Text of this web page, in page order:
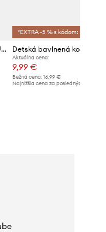
Pyžamové tričko s dlhým rukávom United Colors of Benetton
*EXTRA -5 % s kódom: SALE
Aktuálna cena:
9,99 €
Bežná cena: 16,99 €
Najnižšia cena za posledných 30 dní